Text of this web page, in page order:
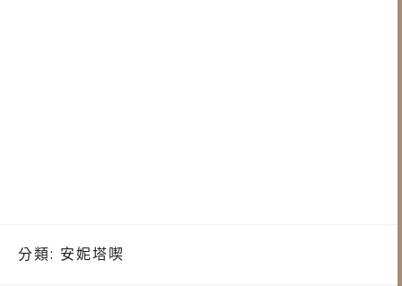
分類: 安妮塔喫